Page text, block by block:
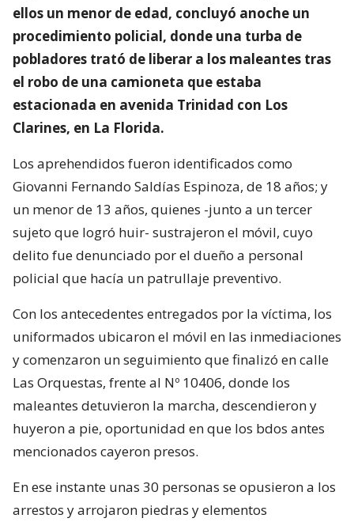
ellos un menor de edad, concluyó anoche un
procedimiento policial, donde una turba de
pobladores trató de liberar a los maleantes tras
el robo de una camioneta que estaba
estacionada en avenida Trinidad con Los
Clarines, en La Florida.
Los aprehendidos fueron identificados como
Giovanni Fernando Saldías Espinoza, de 18 años; y
un menor de 13 años, quienes -junto a un tercer
sujeto que logró huir- sustrajeron el móvil, cuyo
delito fue denunciado por el dueño a personal
policial que hacía un patrullaje preventivo.
Con los antecedentes entregados por la víctima, los
uniformados ubicaron el móvil en las inmediaciones
y comenzaron un seguimiento que finalizó en calle
Las Orquestas, frente al Nº 10406, donde los
maleantes detuvieron la marcha, descendieron y
huyeron a pie, oportunidad en que los bdos antes
mencionados cayeron presos.
En ese instante unas 30 personas se opusieron a los
arrestos y arrojaron piedras y elementos